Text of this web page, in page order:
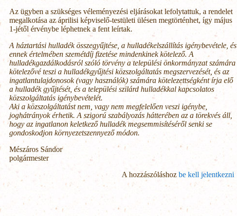
Az ügyben a szükséges véleményezési eljárásokat lefolytattuk, a rendelet
megalkotása az áprilisi képviselő-testületi ülésen megtörténhet, így május
1-jétől érvénybe léphetnek a fent leírtak.
A háztartási hulladék összegyűjtése, a hulladékelszállítás igénybevétele, és
ennek értelmében szemétdíj fizetése mindenkinek kötelező. A
hulladékgazdálkodásról szóló törvény a települési önkormányzat számára
kötelezővé teszi a hulladékgyűjtési közszolgáltatás megszervezését, és az
ingatlantulajdonosok (vagy használók) számára kötelezettségként írja elő
a hulladék gyűjtését, és a települési szilárd hulladékkal kapcsolatos
közszolgáltatás igénybevételét.
Aki a közszolgáltatást nem, vagy nem megfelelően veszi igénybe,
joghátrányok érhetik. A szigorú szabályozás hátterében az a törekvés áll,
hogy az ingatlanon keletkező hulladék megsemmisítéséről senki se
gondoskodjon környezetszennyező módon.
Mészáros Sándor
polgármester
A hozzászóláshoz be kell jelentkezni